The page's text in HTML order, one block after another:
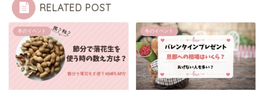
RELATED POST
冬のイベント 冬のイベント